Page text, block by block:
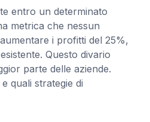
entro un determinato
metrica che nessun
i profitti del 25%,
Questo divario
parte delle aziende.
quali strategie di